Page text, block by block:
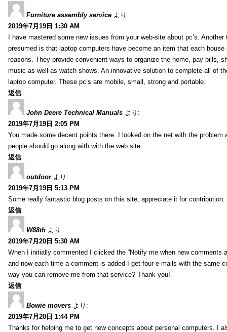
Furniture assembly service より:
2019年7月19日 1:30 AM
I have mastered some new issues from your web-site about pc’s. Another
presumed is that laptop computers have become an item that each
reasons. They provide convenient ways to organize the home, pay bills,
music as well as watch shows. An innovative solution to complete all of
laptop computer. These pc’s are mobile, small, strong and portable.
返信
John Deere Technical Manuals より:
2019年7月19日 2:05 PM
You made some decent points there. I looked on the net with the problem
people should go along with with the web site.
返信
outdoor より:
2019年7月19日 5:13 PM
Some really fantastic blog posts on this site, appreciate it for contribution.
返信
W88th より:
2019年7月20日 5:30 AM
When I initially commented I clicked the “Notify me when new comments
and now each time a comment is added I get four e-mails with the same
way you can remove me from that service? Thank you!
返信
Bowie movers より:
2019年7月20日 1:44 PM
Thanks for helping me to get new concepts about personal computers. I